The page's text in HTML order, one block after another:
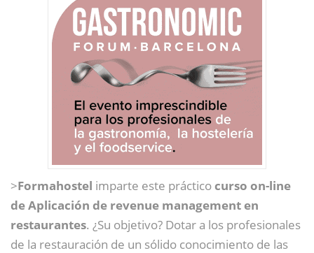
>Formahostel imparte este prácticocurso on-line
de Aplicación de revenue management en
restaurantes. ¿Su objetivo? Dotar a los profesionales
de la restauración de un sólido conocimiento de las